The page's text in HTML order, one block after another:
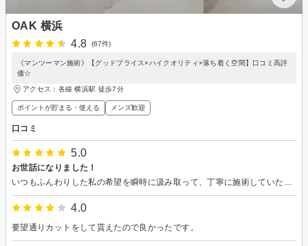
OAK 横浜
4.8
(67件)
《マンツーマン施術》【グッドプライス×ハイクオリティ×落ち着く空間】口コミ高評
価☆
アクセス：各線 横浜駅 徒歩7分
ポイントが貯まる・使える メンズ歓迎
口コミ
5.0
お世話になりました！
4.0
要望通りカットをして貰えたので良かったです。